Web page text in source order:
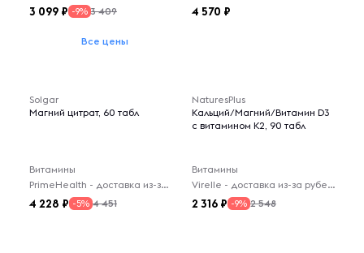
3 099 -9% 3 409
Все цены
4 570
Solgar
Магний цитрат, 60 табл
Витамины
PrimeHealth - доставка из-за рубежа
4 228 -5% 4 451
NaturesPlus
Кальций/Магний/Витамин D3
с витамином K2, 90 табл
Витамины
Virelle - доставка из-за рубежа
2 316 -9% 2 548